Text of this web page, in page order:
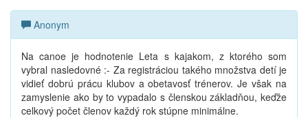
Anonym
Na canoe je hodnotenie Leta s kajakom, z ktorého som
vybral nasledovné :- Za registráciou takého množstva detí je
vidieť dobrú prácu klubov a obetavosť trénerov. Je však na
zamyslenie ako by to vypadalo s členskou základňou, keďže
celkový počet členov každý rok stúpne minimálne.